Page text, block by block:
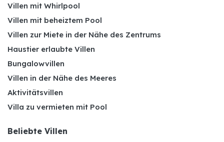
Villen mit Whirlpool
Villen mit beheiztem Pool
Villen zur Miete in der Nähe des Zentrums
Haustier erlaubte Villen
Bungalowvillen
Villen in der Nähe des Meeres
Aktivitätsvillen
Villa zu vermieten mit Pool
Beliebte Villen